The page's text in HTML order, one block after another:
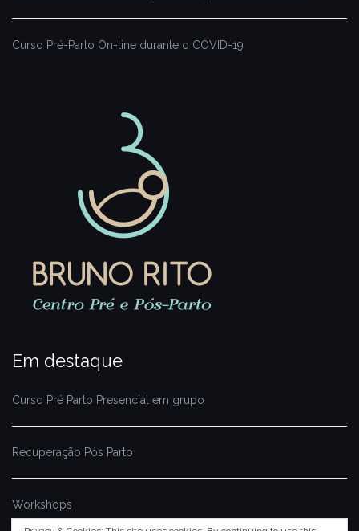
Curso Pré-Parto On-line durante o COVID-19
Em destaque
Curso Pré Parto Presencial em grupo
Recuperação Pós Parto
Workshops